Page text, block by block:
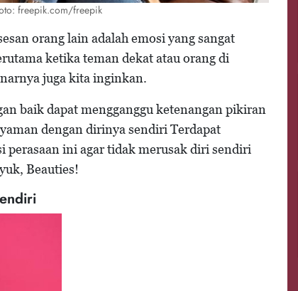
freepik.com/freepik
orang lain adalah emosi yang sangat
ketika teman dekat atau orang di
juga kita inginkan.
baik dapat mengganggu ketenangan pikiran
dengan dirinya sendiri Terdapat
perasaan ini agar tidak merusak diri sendiri
Beauties!